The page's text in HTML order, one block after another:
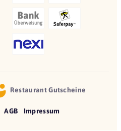
Restaurant Gutscheine
AGB Impressum